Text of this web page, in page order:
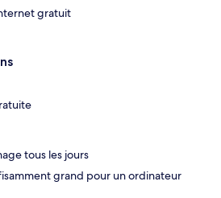
gratuit
tous les jours
grand pour un ordinateur